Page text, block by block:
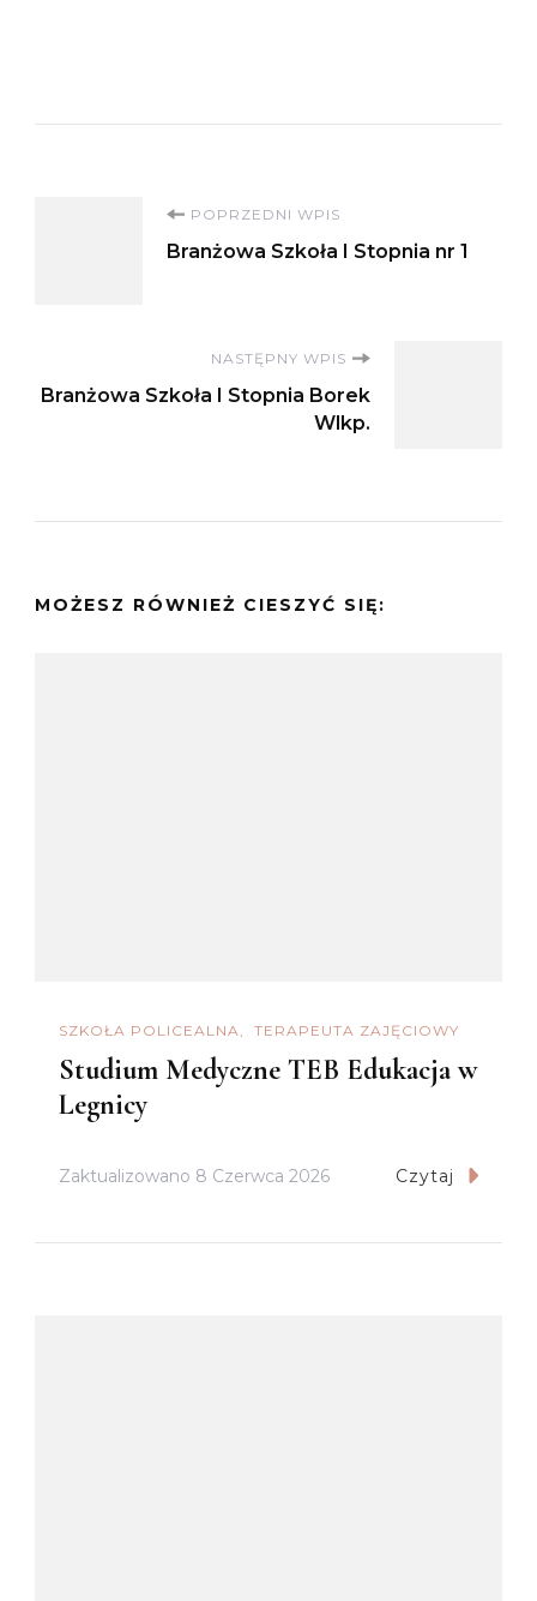
Nawigacja
POPRZEDNI WPIS
Branżowa Szkoła I Stopnia nr 1
NASTĘPNY WPIS
Branżowa Szkoła I Stopnia Borek
Wlkp.
MOŻESZ RÓWNIEŻ CIESZYĆ SIĘ:
SZKOŁA POLICEALNA TERAPEUTA ZAJĘCIOWY
Studium Medyczne TEB Edukacja w
Legnicy
Zaktualizowano 8 Czerwca 2026 Czytaj